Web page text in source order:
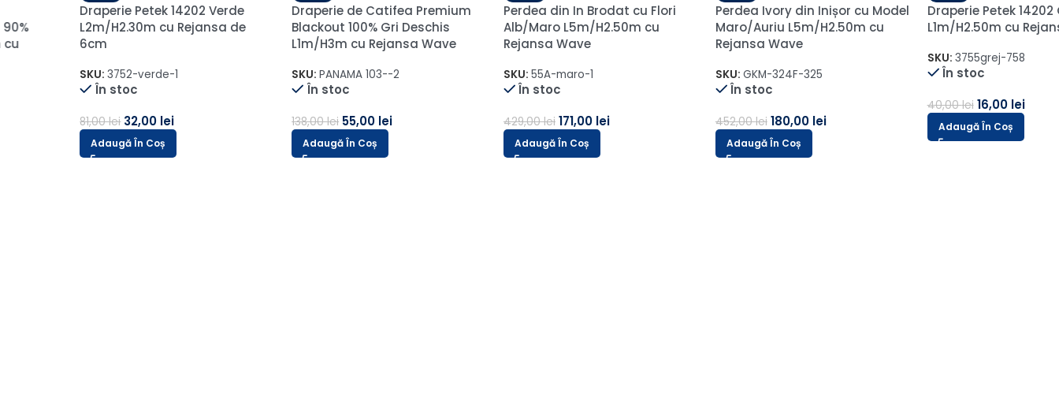
Draperie de Catifea
Amsterdam Blackout 90% Gri
Petrol L1m/H2.53m cu Capse
AMS-411-2
42,00lei
Adaugă În Coș
Perdea Delhi Voal cu Textura
Lucioasa Crem L1.25m/H3m cu
Rejansă Wave
DELHI/CREM-1-1
40,00lei
Adaugă În Coș
Draperie de Catifea
Amsterdam Blackout 90%
Crem L2,20m/H2,45m cu
AMS-430
66,00lei
Adaugă În Coș
Draperie Petek 14202 Verde
L2m/H2.30m cu Rejansa de
3752-verde-1
32,00lei
Adaugă În Coș
Draperie de Catifea Premium
Blackout 100% Gri Deschis
PANAMA 103--2
55,00lei
Adaugă În Coș